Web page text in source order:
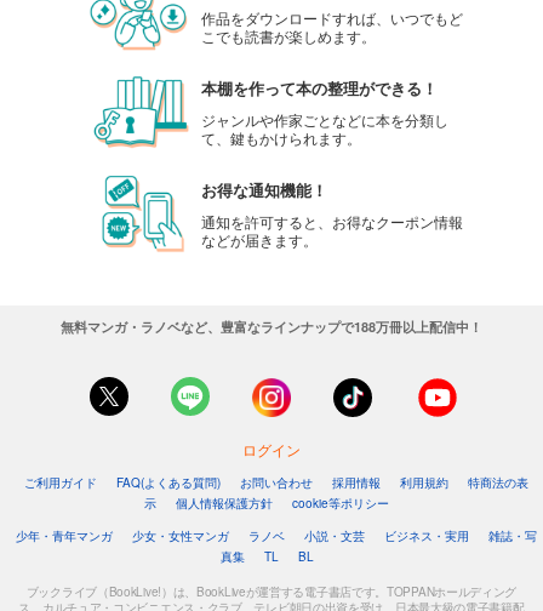
作品をダウンロードすれば、いつでもど
こでも読書が楽しめます。
本棚を作って本の整理ができる！
ジャンルや作家ごとなどに本を分類し
て、鍵もかけられます。
お得な通知機能！
通知を許可すると、お得なクーポン情報
などが届きます。
無料マンガ・ラノベなど、豊富なラインナップで188万冊以上配信中！
ログイン
ご利用ガイド FAQ(よくある質問) お問い合わせ 採用情報 利用規約
特商法の表
示
個人情報保護方針
cookie等ポリシー
少年・青年マンガ
少女・女性マンガ ラノベ 小説・文芸 ビジネス・実用
雑誌・写
真集
TL BL
ブックライブ（BookLive!）は、BookLiveが運営する電子書店です。TOPPANホールディング
ス、カルチュア・コンビニエンス・クラブ、テレビ朝日の出資を受け、日本最大級の電子書籍配